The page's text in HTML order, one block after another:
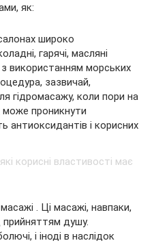
як:
широко
гарячі, масляні
використанням морських
зазвичай,
гідромасажу, коли пори на
може проникнути
антиоксидантів і корисних
. Ці масажі, навпаки,
душу.
і іноді в наслідок